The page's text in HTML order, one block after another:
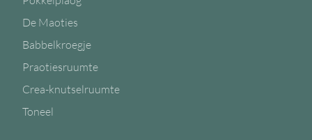
De Maoties
Babbelkroegje
Praotiesruumte
Crea-knutselruumte
Toneel